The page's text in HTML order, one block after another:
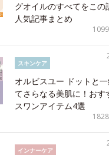
グオイルのすべてをこの
人気記事まとめ
スキンケア
オルビスユー ドットと
てさらなる美肌に！おす
スワンアイテム4選
インナーケア